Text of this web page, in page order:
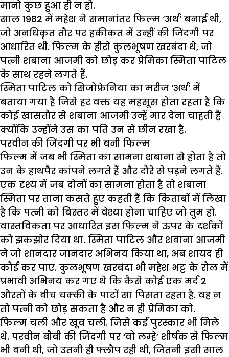
मानो कुछ हुआ ही न हो.
साल 1982 में महेश ने समानांतर फिल्म ‘अर्थ’ बनाई थी,
जो अनधिकृत तौर पर हकीकत में उन्हीं की जिंदगी पर
आधारित थी. फिल्म के हीरो कुलभूषण खरबंदा थे, जो
पत्नी शबाना आजमी को छोड़ कर प्रेमिका स्मिता पाटिल
के साथ रहने लगते हैं.
स्मिता पाटिल को सिजोफ्रेनिया का मरीज ‘अर्थ’ में
बताया गया है जिसे हर वक्त यह महसूस होता रहता है कि
कोई खासतौर से शबाना आजमी उन्हें मार देना चाहती हैं
क्योंकि उन्होंने उस का पति उन से छीन रखा है.
परवीन की जिंदगी पर भी बनी फिल्म
फिल्म में जब भी स्मिता का सामना शबाना से होता है तो
उन के हाथपैर कांपने लगते हैं और दौरे से पड़ने लगते हैं.
एक दृश्य में जब दोनों का सामना होता है तो शबाना
स्मिता पर ताना कसते हुए कहती हैं कि किताबों में लिखा
है कि पत्नी को बिस्तर में वेश्या होना चाहिए जो तुम हो.
वास्तविकता पर आधारित इस फिल्म ने ऊपर के दर्शकों
को झकझोर दिया था. स्मिता पाटिल और शबाना आजमी
ने जो शानदार जानदार अभिनय किया था, अब शायद ही
कोई कर पाए. कुलभूषण खरबंदा भी महेश भट्ट के रोल में
प्रभावी अभिनय कर गए थे कि कैसे कोई एक मर्द 2
औरतों के बीच चक्की के पाटों सा पिसता रहता है. वह न
तो पत्नी को छोड़ सकता है और न ही प्रेमिका को.
फिल्म चली और खूब चली. जिसे कई पुरस्कार भी मिले
थे. परवीन बौबी की जिंदगी पर ‘वो लम्हे’ शीर्षक से फिल्म
भी बनी थी, जो उतनी ही फ्लौप रही थी, जितनी इसी साल